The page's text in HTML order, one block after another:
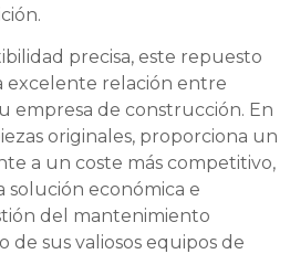
precisa, este repuesto
excelente relación entre
empresa de construcción. En
originales, proporciona un
a un coste más competitivo,
solución económica e
del mantenimiento
sus valiosos equipos de